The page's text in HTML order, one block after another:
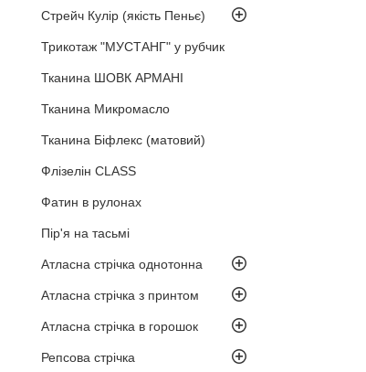
Стрейч Кулір (якість Пеньє)
Трикотаж "МУСТАНГ" у рубчик
Тканина ШОВК АРМАНІ
Тканина Микромасло
Тканина Біфлекс (матовий)
Флізелін CLASS
Фатин в рулонах
Пір'я на тасьмі
Атласна стрічка однотонна
Атласна стрічка з принтом
Атласна стрічка в горошок
Репсова стрічка